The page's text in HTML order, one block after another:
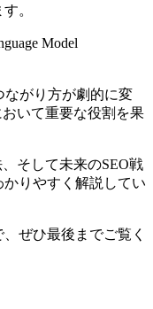
。
Model
がり方が劇的に変
いて重要な役割を果
そして未来のSEO戦
りやすく解説してい
ぜひ最後までご覧く